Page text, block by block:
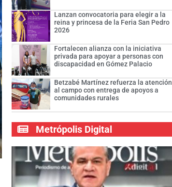
Lanzan convocatoria para elegir a la
reina y princesa de la Feria San Pedro
2026
Fortalecen alianza con la iniciativa
privada para apoyar a personas con
discapacidad en Gómez Palacio
Betzabé Martínez refuerza la atención
al campo con entrega de apoyos a
comunidades rurales
Metrópolis Digital